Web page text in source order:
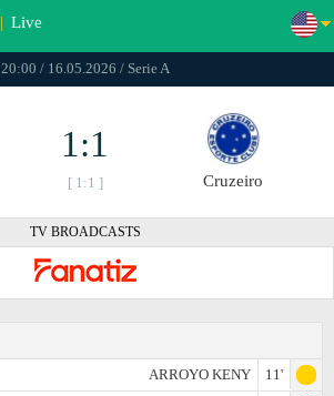
| Live
20:00 / 16.05.2026 / Serie A
1:1
[ 1:1 ] Cruzeiro
TV BROADCASTS
ARROYO KENY
11'